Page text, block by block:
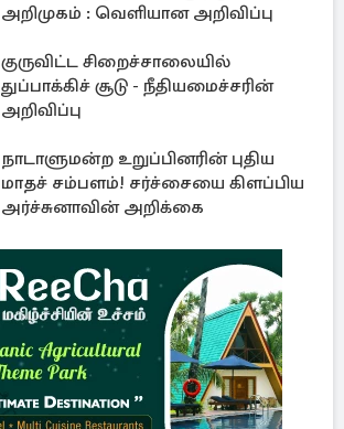
அறிமுகம் : வெளியான அறிவிப்பு
குருவிட்ட சிறைச்சாலையில்
துப்பாக்கிச் சூடு - நீதியமைச்சரின்
அறிவிப்பு
நாடாளுமன்ற உறுப்பினரின் புதிய
மாதச் சம்பளம்! சர்ச்சையை கிளப்பிய
அர்ச்சுனாவின் அறிக்கை